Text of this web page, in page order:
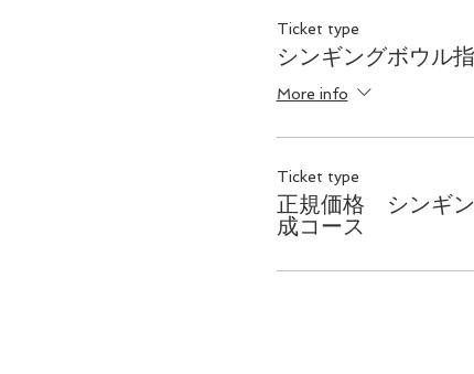
Ticket type
シンギングボウル
More info
Ticket type
正規価格 シンギ
成コース